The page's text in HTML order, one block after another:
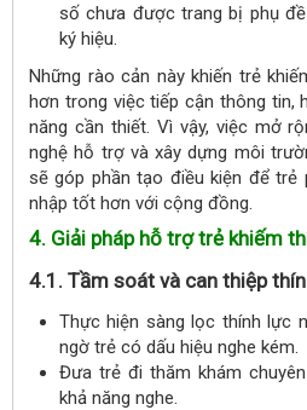
số chưa được trang bị phụ
ký hiệu.
Những rào cản này khiến trẻ
hơn trong việc tiếp cận thông tin,
năng cần thiết. Vì vậy, việc mở
nghệ hỗ trợ và xây dựng môi
sẽ góp phần tạo điều kiện để trẻ
nhập tốt hơn với cộng đồng.
4. Giải pháp hỗ trợ trẻ khiếm
4.1. Tầm soát và can thiệp
Thực hiện sàng lọc thính lực
ngờ trẻ có dấu hiệu nghe kém.
Đưa trẻ đi thăm khám
khả năng nghe.